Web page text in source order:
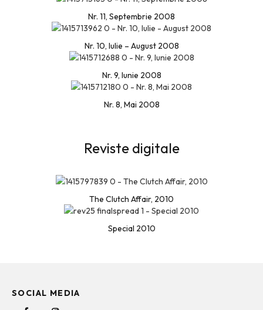
Nr. 11, Septembrie 2008
Nr. 10, Iulie – August 2008
Nr. 9, Iunie 2008
Nr. 8, Mai 2008
Reviste digitale
The Clutch Affair, 2010
Special 2010
SOCIAL MEDIA